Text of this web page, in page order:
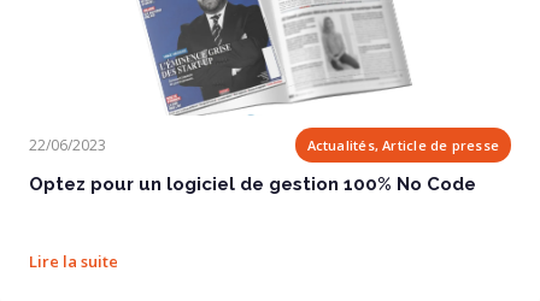
Optez pour un logiciel de gestion 100% No Code
22/06/2023 Actualités, Article de presse
Optez pour un logiciel de gestion 100% No Code
Lire la suite